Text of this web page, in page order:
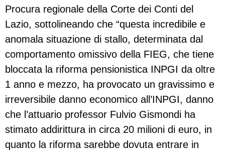
Procura regionale della Corte dei Conti del
Lazio, sottolineando che “questa incredibile e
anomala situazione di stallo, determinata dal
comportamento omissivo della FIEG, che tiene
bloccata la riforma pensionistica INPGI da oltre
1 anno e mezzo, ha provocato un gravissimo e
irreversibile danno economico all’INPGI, danno
che l’attuario professor Fulvio Gismondi ha
stimato addirittura in circa 20 milioni di euro, in
quanto la riforma sarebbe dovuta entrare in